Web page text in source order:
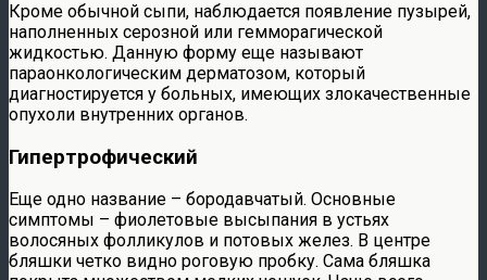
Кроме обычной сыпи, наблюдается появление пузырей,
наполненных серозной или гемморагической
жидкостью. Данную форму еще называют
параонкологическим дерматозом, который
диагностируется у больных, имеющих злокачественные
опухоли внутренних органов.
Гипертрофический
Еще одно название – бородавчатый. Основные
симптомы – фиолетовые высыпания в устьях
волосяных фолликулов и потовых желез. В центре
бляшки четко видно роговую пробку. Сама бляшка